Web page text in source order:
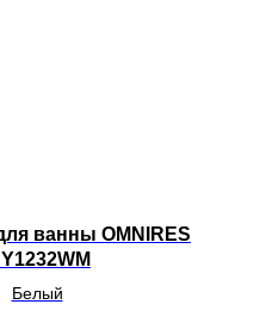
ванны OMNIRES
Белый